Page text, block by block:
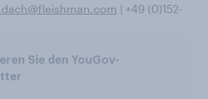
| +49 (0)152-
Sie den YouGov-